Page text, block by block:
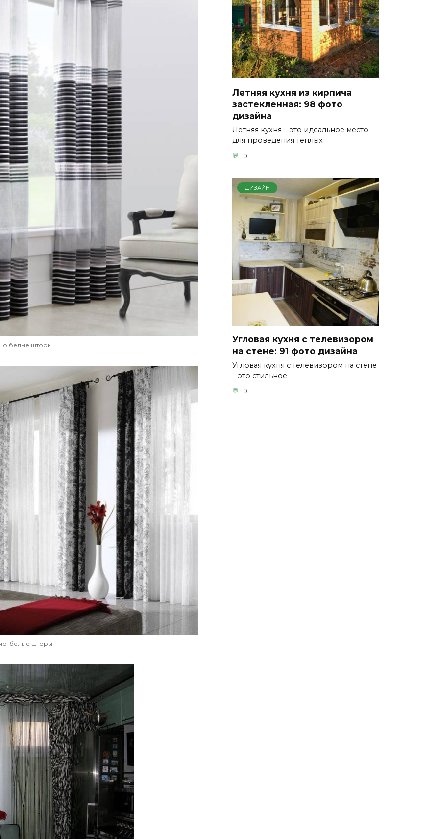
белые шторы
белые шторы
Летняя кухня из кирпича
застекленная: 98 фото
дизайна
Летняя кухня – это идеальное место
для проведения теплых
0
ДИЗАЙН
Угловая кухня с телевизором
на стене: 91 фото дизайна
Угловая кухня с телевизором на стене
– это стильное
0